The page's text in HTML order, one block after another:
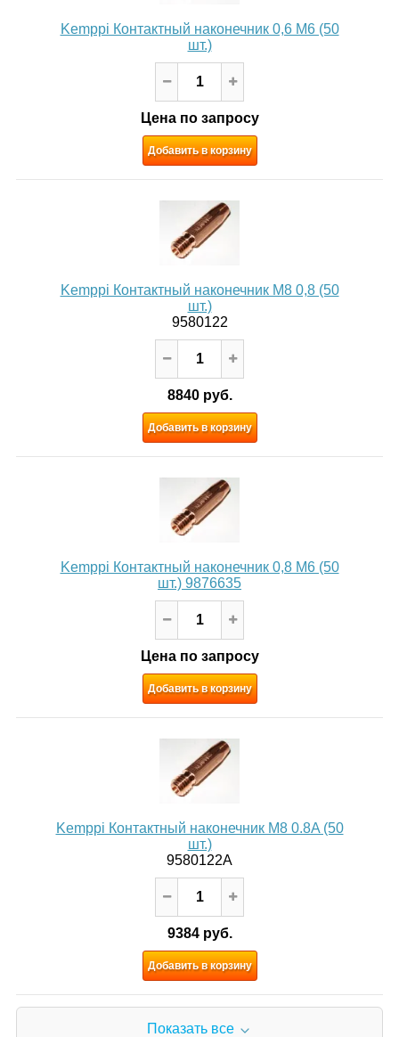
Kemppi Контактный наконечник 0,6 М6 (50
шт.)
Цена по запросу
Добавить в корзину
Kemppi Контактный наконечник М8 0,8 (50
шт.)
9580122
8840 руб.
Добавить в корзину
Kemppi Контактный наконечник 0,8 М6 (50
шт.) 9876635
Цена по запросу
Добавить в корзину
Kemppi Контактный наконечник M8 0.8A (50
шт.)
9580122A
9384 руб.
Добавить в корзину
Показать все